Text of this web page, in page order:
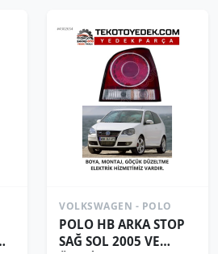
VOLKSWAGEN - POLO
POLO HB ARKA STOP
SAĞ SOL 2005 VE